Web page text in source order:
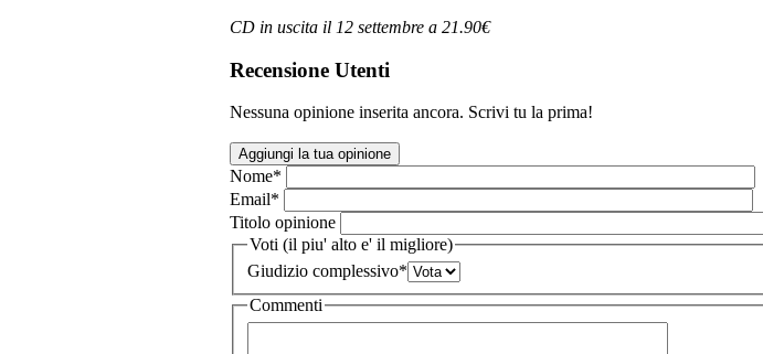
CD in uscita il 12 settembre a 21.90€
Recensione Utenti
Nessuna opinione inserita ancora. Scrivi tu la prima!
Aggiungi la tua opinione
Nome*
Email*
Titolo opinione
Voti (il piu' alto e' il migliore)
Giudizio complessivo*
Commenti